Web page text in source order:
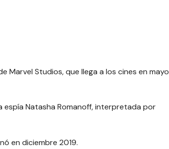
Marvel Studios, que llega a los cines en mayo
espía Natasha Romanoff,interpretada por
en diciembre 2019.